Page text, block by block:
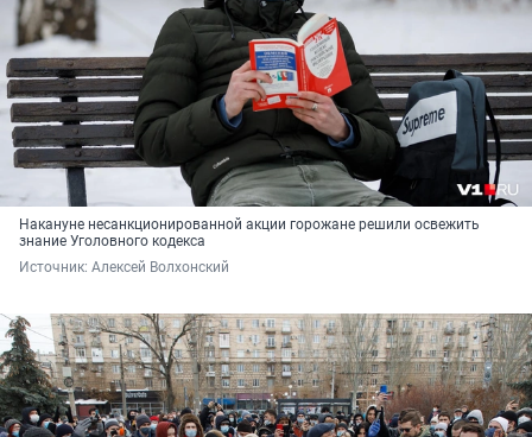
Накануне несанкционированной акции горожане решили освежить
знание Уголовного кодекса
Источник: Алексей Волхонский